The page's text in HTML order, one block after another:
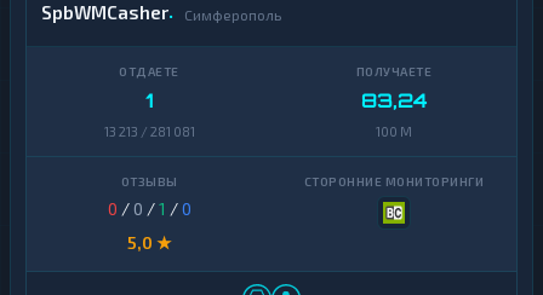
SpbWMCasher Симферополь
1
13 213 / 281 081
83,24
100 M
0 / 0 /1 /0
5,0 ★
Finance
1